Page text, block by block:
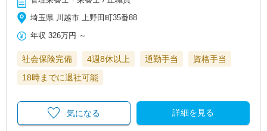
埼玉県 川越市 上野田町35番88
年収 326万円 ～
社会保険完備 4週8休以上 通勤手当
資格手当
18時までに退社可能
詳細を見る
気になる